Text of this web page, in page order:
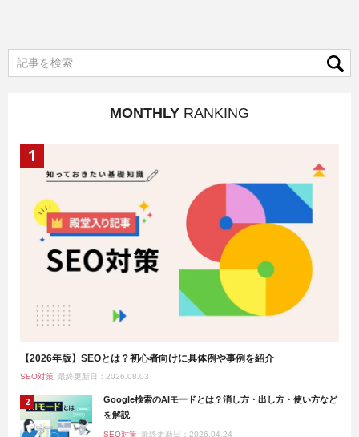
MONTHLY RANKING
【2026年版】SEOとは？初心者向けに具体例や事例を紹介
SEO対策 最終更新日：2026.08.03
Google検索のAIモードとは？消し方・出し方・使い方など
を解説
SEO対策 最終更新日：2026.04.24